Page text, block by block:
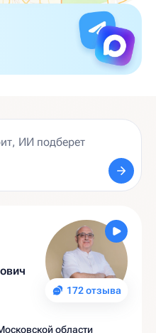
172 отзыва
области